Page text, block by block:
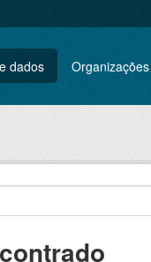
dados Organizações